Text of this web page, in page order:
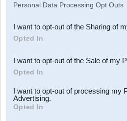
Downstream Participants
third parties.
Personal Data Processing Opt Outs
I want to opt-out of the Sharing of
Opted In
I want to opt-out of the Sale of my
Opted In
I want to opt-out of processing my
Advertising.
Opted In